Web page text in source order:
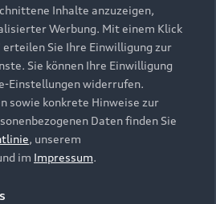
Inhalte anzuzeigen,
Werbung. Mit einem Klick
Sie Ihre Einwilligung zur
Sie können Ihre Einwilligung
Einstellungen widerrufen.
sowie konkrete Hinweise zur
Daten finden Sie
, unserem
im Impressum.